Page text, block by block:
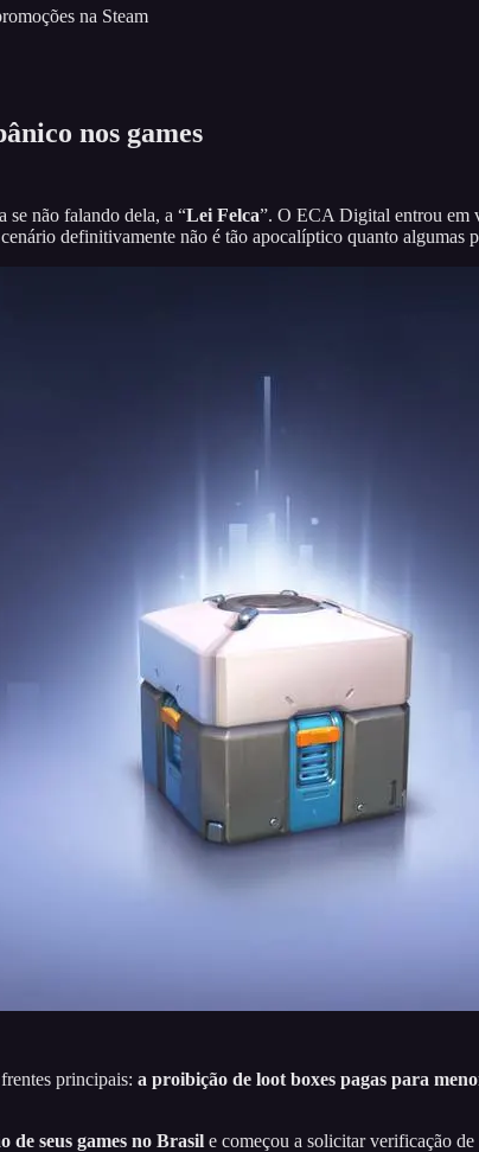
na Steam
nos games
se não falando dela, a “Lei Felca”. O ECA Digital entrou em
definitivamente não é tão apocalíptico quanto algumas
principais: a proibição de loot boxes pagas para
de seus games no Brasil e começou a solicitar verificação